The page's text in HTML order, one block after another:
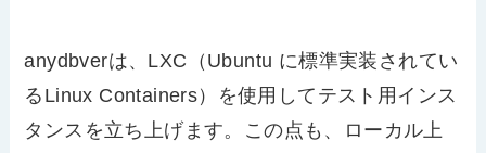
anydbverは、LXC（Ubuntu に標準実装されてい
るLinux Containers）を使用してテスト用インス
タンスを立ち上げます。この点も、ローカル上